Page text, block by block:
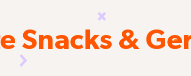
Snacks &